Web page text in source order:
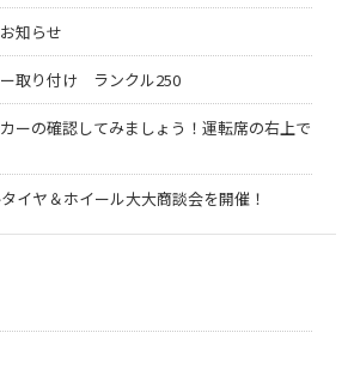
知らせ
ー取り付け ランクル250
ーの確認してみましょう！運転席の右上で
イヤ＆ホイール大大商談会を開催！